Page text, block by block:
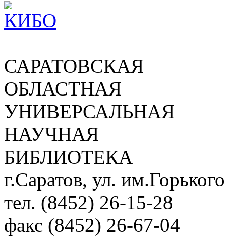
САРАТОВСКАЯ
ОБЛАСТНАЯ
УНИВЕРСАЛЬНАЯ
НАУЧНАЯ
БИБЛИОТЕКА
г.Саратов, ул.
тел. (8452) 26-15-28
факс (8452) 26-67-04